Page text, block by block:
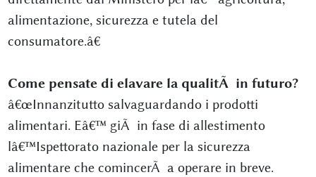
alimentazione, sicurezza e tutela del
consumatore.â€
Come pensate di elavare la qualitÃ in futuro?
â€œInnanzitutto salvaguardando i prodotti
alimentari. Eâ€™ giÃ in fase di allestimento
lâ€™Ispettorato nazionale per la sicurezza
alimentare che comincerÃ a operare in breve.